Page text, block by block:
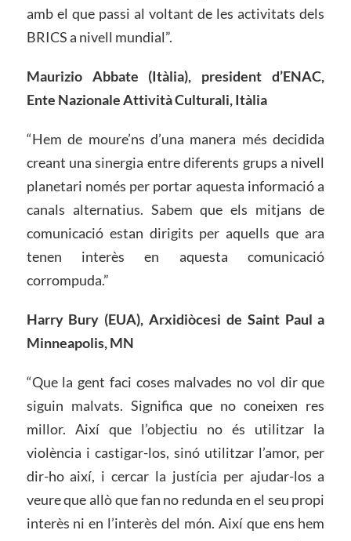
amb el que passi al voltant de les activitats dels
BRICS a nivell mundial”.
Maurizio Abbate (Itàlia), president d’ENAC,
Ente Nazionale Attività Culturali, Itàlia
“Hem de moure’ns d’una manera més decidida
creant una sinergia entre diferents grups a nivell
planetari només per portar aquesta informació a
canals alternatius. Sabem que els mitjans de
comunicació estan dirigits per aquells que ara
tenen interès en aquesta comunicació
corrompuda.”
Harry Bury (EUA), Arxidiòcesi de Saint Paul a
Minneapolis, MN
“Que la gent faci coses malvades no vol dir que
siguin malvats. Significa que no coneixen res
millor. Així que l’objectiu no és utilitzar la
violència i castigar-los, sinó utilitzar l’amor, per
dir-ho així, i cercar la justícia per ajudar-los a
veure que allò que fan no redunda en el seu propi
interès ni en l’interès del món. Així que ens hem